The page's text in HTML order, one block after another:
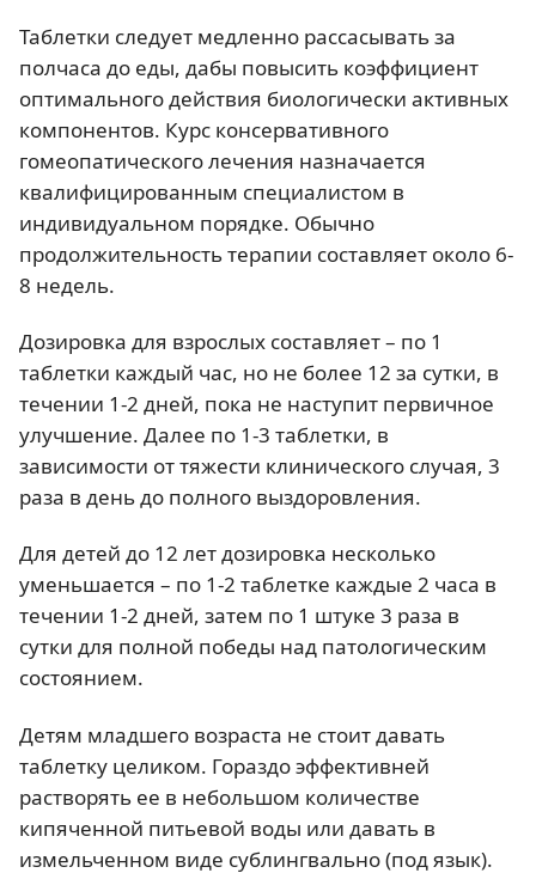
Таблетки следует медленно рассасывать за
полчаса до еды, дабы повысить коэффициент
оптимального действия биологически активных
компонентов. Курс консервативного
гомеопатического лечения назначается
квалифицированным специалистом в
индивидуальном порядке. Обычно
продолжительность терапии составляет около 6-
8 недель.
Дозировка для взрослых составляет – по 1
таблетки каждый час, но не более 12 за сутки, в
течении 1-2 дней, пока не наступит первичное
улучшение. Далее по 1-3 таблетки, в
зависимости от тяжести клинического случая, 3
раза в день до полного выздоровления.
Для детей до 12 лет дозировка несколько
уменьшается – по 1-2 таблетке каждые 2 часа в
течении 1-2 дней, затем по 1 штуке 3 раза в
сутки для полной победы над патологическим
состоянием.
Детям младшего возраста не стоит давать
таблетку целиком. Гораздо эффективней
растворять ее в небольшом количестве
кипяченной питьевой воды или давать в
измельченном виде сублингвально (под язык).